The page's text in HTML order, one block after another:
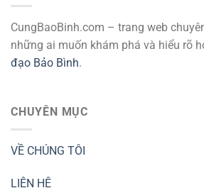
CungBaoBinh.com – trang web
những ai muốn khám phá và hiểu rõ
đạo Bảo Bình.
CHUYÊN MỤC
VỀ CHÚNG TÔI
LIÊN HỆ